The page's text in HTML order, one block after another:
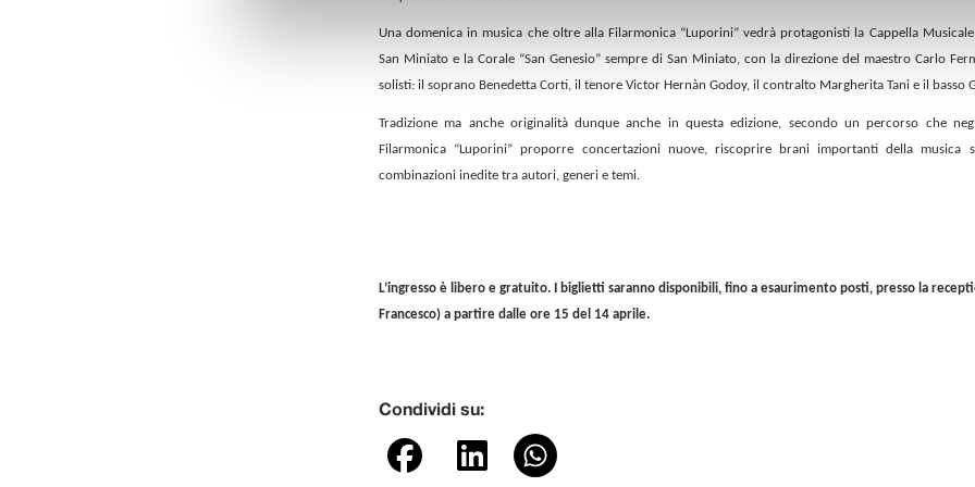
Una domenica in musica che oltre alla Filarmonica “Luporini” vedrà protagonisti la Cappella
San Miniato e la Corale “San Genesio” sempre di San Miniato, con la direzione del maestro Carlo
solisti: il soprano Benedetta Corti, il tenore Victor Hernàn Godoy, il contralto Margherita Tani e il basso
Tradizione ma anche originalità dunque anche in questa edizione, secondo un percorso che
Filarmonica “Luporini” proporre concertazioni nuove, riscoprire brani importanti della musica
combinazioni inedite tra autori, generi e temi.
L’ingresso è libero e gratuito. I biglietti saranno disponibili, fino a esaurimento posti, presso la
Francesco) a partire dalle ore 15 del 14 aprile.
Condividi su: